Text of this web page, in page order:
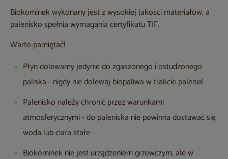
Biokominek wykonany jest z wysokiej jakości materiałów, a
palenisko spełnia wymagania certyfikatu TIF.
Warto pamiętać!
Płyn dolewamy jedynie do zgaszonego i ostudzonego
paliska - nigdy nie dolewaj biopaliwa w trakcie palenia!
Palenisko należy chronić przez warunkami
atmosferycznymi - do paleniska nie powinna dostawać się
woda lub ciała stałe
Biokominek nie jest urządzeniem grzewczym, ale w